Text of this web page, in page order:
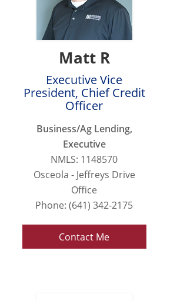
Matt R
Executive Vice
President, Chief Credit
Officer
Business/Ag Lending,
Executive
NMLS: 1148570
Osceola - Jeffreys Drive
Office
Phone: (641) 342-2175
Contact Me